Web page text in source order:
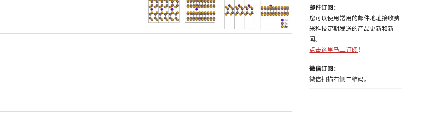
邮件订阅：
您可以使用常用的邮件地址接收费
米科技定期发送的产品更新和新
闻。
点击这里马上订阅 ！
微信订阅：
微信扫描右侧二维码。